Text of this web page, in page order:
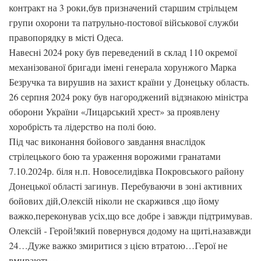
контракт на 3 роки,був призначений старшим стрільцем
групи охорони та патрульно-постової військової служби
правопорядку в місті Одеса.
Навесні 2024 року був переведений в склад 110 окремої
механізованої бригади імені генерала хорунжого Марка
Безручка та вирушив на захист країни у Донецьку область.
26 серпня 2024 року був нагороджений відзнакою міністра
оборони України «Лицарський хрест» за проявлену
хоробрість та лідерство на полі бою.
Під час виконання бойового завдання внаслідок
стрілецького бою та ураження ворожими гранатами
7.10.2024р. біля н.п. Новоселидівка Покровського району
Донецької області загинув. Перебуваючи в зоні активних
бойових дій,Олексій ніколи не скаржився ,що йому
важко,переконував усіх,що все добре і завжди підтримував.
Олексій - Герой!який повернувся додому на щиті,назавжди
24…Дуже важко змиритися з цією втратою…Герої не